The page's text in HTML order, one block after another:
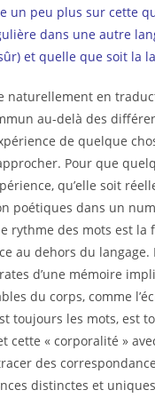
un peu plus sur cette
dans une autre
et quelle que soit la
naturellement en
au-delà des
de quelque
Pour que
qu’elle soit
poétiques dans un
rythme des mots est la
au dehors du
d’une mémoire
du corps, comme
toujours les mots, est
cette « corporalité »
des
distinctes et